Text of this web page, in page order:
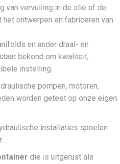
van vervuiling in de olie of de
ontwerpen en fabriceren van
en ander draai- en
bekend om kwaliteit,
instelling.
pompen, motoren,
worden getest op onze eigen
installaties spoelen
.
die is uitgerust als